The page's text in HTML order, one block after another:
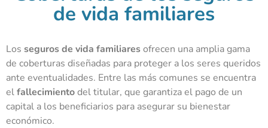
de vida familiares
Los seguros de vida familiaresofrecen una amplia gama
de coberturas diseñadas para proteger a los seres queridos
ante eventualidades. Entre las más comunes se encuentra
elfallecimientodel titular, que garantiza el pago de un
capital a los beneficiarios para asegurar su bienestar
económico.